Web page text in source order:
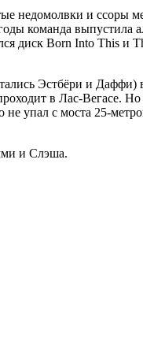
недомолвки и ссоры
команда выпустила
диск Born Into This и
Эстбёри и Даффи)
в Лас-Вегасе. Но
не упал с моста 25-
и Слэша.